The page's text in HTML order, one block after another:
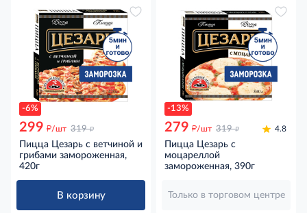
-6%
299 д/шт 319 д
Пицца Цезарь с ветчиной и
грибами замороженная,
420г
В корзину
-13%
279 д/шт 319 д 4.8
Пицца Цезарь с
моцареллой
замороженная, 390г
Только в торговом центре